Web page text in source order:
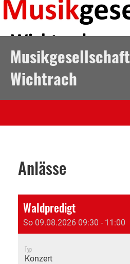
Musikgesellschaft
Wichtrach
Anlässe
Waldpredigt
So 09.08.2026 09:30 - 11:00
Typ
Konzert